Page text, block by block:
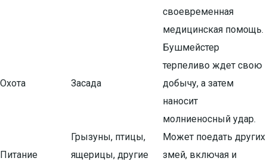
своевременная
медицинская помощь.
Охота Засада
Бушмейстер
терпеливо ждет свою
добычу, а затем
наносит
молниеносный удар.
Питание
Грызуны, птицы,
ящерицы, другие
Может поедать других
змей, включая и